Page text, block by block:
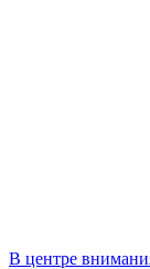
В центре